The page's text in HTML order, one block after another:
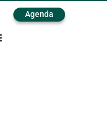
Agenda